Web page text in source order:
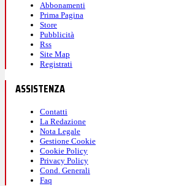
Abbonamenti
Prima Pagina
Store
Pubblicità
Rss
Site Map
Registrati
ASSISTENZA
Contatti
La Redazione
Nota Legale
Gestione Cookie
Cookie Policy
Privacy Policy
Cond. Generali
Faq